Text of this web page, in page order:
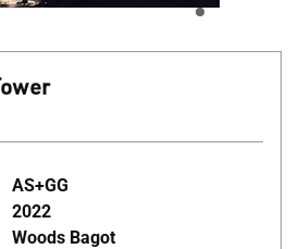
AS+GG
2022
Woods Bagot